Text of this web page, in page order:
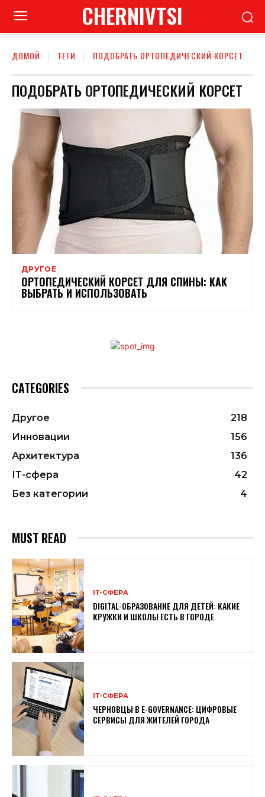
CHERNIVTSI
ДОМОЙ ТЕГИ ПОДОБРАТЬ ОРТОПЕДИЧЕСКИЙ КОРСЕТ
ПОДОБРАТЬ ОРТОПЕДИЧЕСКИЙ КОРСЕТ
ДРУГОЕ
ОРТОПЕДИЧЕСКИЙ КОРСЕТ ДЛЯ СПИНЫ: КАК
ВЫБРАТЬ И ИСПОЛЬЗОВАТЬ
CATEGORIES
Другое
218
Инновации
156
Архитектура
136
ІТ-сфера
42
Без категории
4
MUST READ
ІТ-СФЕРА
DIGITAL-ОБРАЗОВАНИЕ ДЛЯ ДЕТЕЙ: КАКИЕ
КРУЖКИ И ШКОЛЫ ЕСТЬ В ГОРОДЕ
ІТ-СФЕРА
ЧЕРНОВЦЫ В E-GOVERNANCE: ЦИФРОВЫЕ
СЕРВИСЫ ДЛЯ ЖИТЕЛЕЙ ГОРОДА